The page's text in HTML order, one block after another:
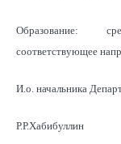
Образование:
соответствующее
И.о.
Р.Р.Хабибуллин